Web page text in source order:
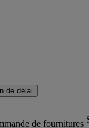
de délai
de fournitures